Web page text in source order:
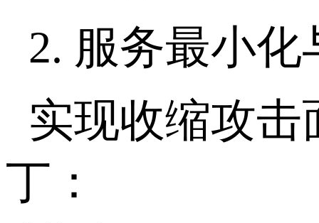
2. 服务最小
实现收缩攻
丁：